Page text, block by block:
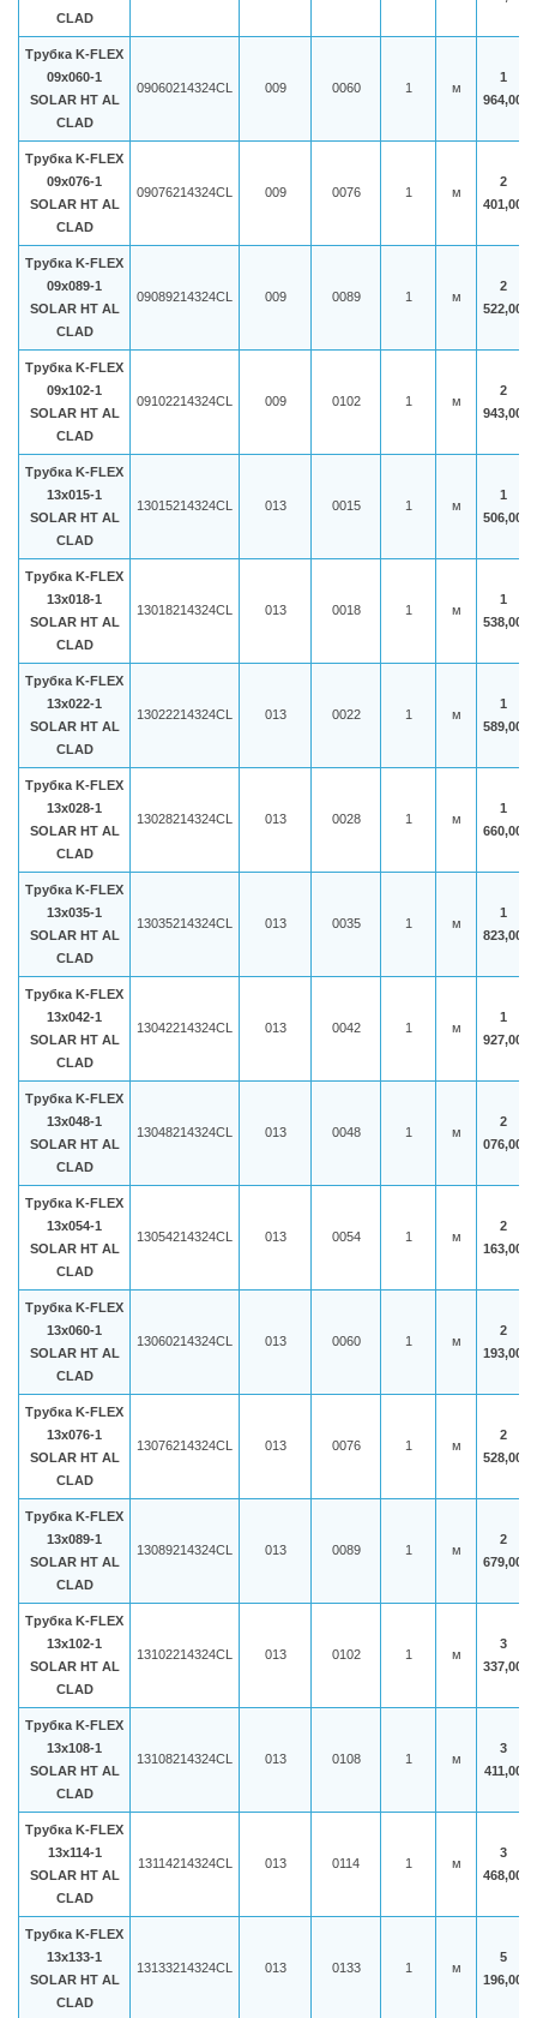
CLAD
Трубка K-FLEX
09x060-1
SOLAR HT AL
CLAD
09060214324CL 009 0060 1 м
1
964,00
Трубка K-FLEX
09x076-1
SOLAR HT AL
CLAD
09076214324CL 009 0076 1 м
2
401,00
Трубка K-FLEX
09x089-1
SOLAR HT AL
CLAD
09089214324CL 009 0089 1 м
2
522,00
Трубка K-FLEX
09x102-1
SOLAR HT AL
CLAD
09102214324CL 009 0102 1 м
2
943,00
Трубка K-FLEX
13x015-1
SOLAR HT AL
CLAD
13015214324CL 013 0015 1 м
1
506,00
Трубка K-FLEX
13x018-1
SOLAR HT AL
CLAD
13018214324CL 013 0018 1 м
1
538,00
Трубка K-FLEX
13x022-1
SOLAR HT AL
CLAD
13022214324CL 013 0022 1 м
1
589,00
Трубка K-FLEX
13x028-1
SOLAR HT AL
CLAD
13028214324CL 013 0028 1 м
1
660,00
Трубка K-FLEX
13x035-1
SOLAR HT AL
CLAD
13035214324CL 013 0035 1 м
1
823,00
Трубка K-FLEX
13x042-1
SOLAR HT AL
CLAD
13042214324CL 013 0042 1 м
1
927,00
Трубка K-FLEX
13x048-1
SOLAR HT AL
CLAD
13048214324CL 013 0048 1 м
2
076,00
Трубка K-FLEX
13x054-1
SOLAR HT AL
CLAD
13054214324CL 013 0054 1 м
2
163,00
Трубка K-FLEX
13x060-1
SOLAR HT AL
CLAD
13060214324CL 013 0060 1 м
2
193,00
Трубка K-FLEX
13x076-1
SOLAR HT AL
CLAD
13076214324CL 013 0076 1 м
2
528,00
Трубка K-FLEX
13x089-1
SOLAR HT AL
CLAD
13089214324CL 013 0089 1 м
2
679,00
Трубка K-FLEX
13x102-1
SOLAR HT AL
CLAD
13102214324CL 013 0102 1 м
3
337,00
Трубка K-FLEX
13x108-1
SOLAR HT AL
CLAD
13108214324CL 013 0108 1 м
3
411,00
Трубка K-FLEX
13x114-1
SOLAR HT AL
CLAD
13114214324CL 013 0114 1 м
3
468,00
Трубка K-FLEX
13x133-1
SOLAR HT AL
CLAD
13133214324CL 013 0133 1 м
5
196,00